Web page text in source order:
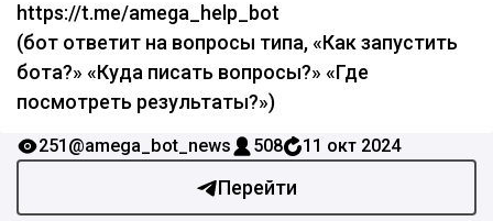
https://t.me/amega_help_bot
(бот ответит на вопросы типа, «Как запустить
бота?» «Куда писать вопросы?» «Где
посмотреть результаты?»)
Перейти
251 @amega_bot_news 508 11 окт 2024